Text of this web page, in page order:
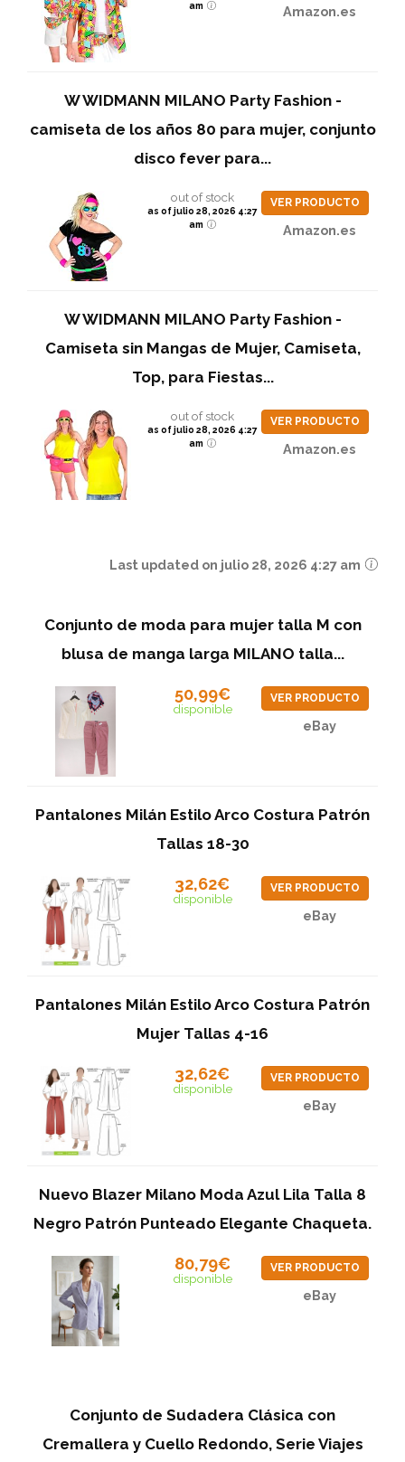
am Amazon.es
W WIDMANN MILANO Party Fashion -
camiseta de los años 80 para mujer, conjunto
disco fever para...
out of stock
as of julio 28, 2026 4:27
am
VER PRODUCTO
Amazon.es
W WIDMANN MILANO Party Fashion -
Camiseta sin Mangas de Mujer, Camiseta,
Top, para Fiestas...
out of stock
as of julio 28, 2026 4:27
am
VER PRODUCTO
Amazon.es
Last updated on julio 28, 2026 4:27 am
Conjunto de moda para mujer talla M con
blusa de manga larga MILANO talla...
50,99€
disponible
VER PRODUCTO
eBay
Pantalones Milán Estilo Arco Costura Patrón
Tallas 18-30
32,62€
disponible
VER PRODUCTO
eBay
Pantalones Milán Estilo Arco Costura Patrón
Mujer Tallas 4-16
32,62€
disponible
VER PRODUCTO
eBay
Nuevo Blazer Milano Moda Azul Lila Talla 8
Negro Patrón Punteado Elegante Chaqueta.
80,79€
disponible
VER PRODUCTO
eBay
Conjunto de Sudadera Clásica con
Cremallera y Cuello Redondo, Serie Viajes